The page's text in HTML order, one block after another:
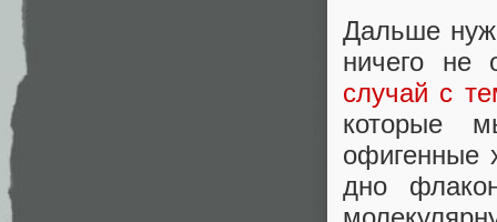
Дальше
ничего не
случай с
которые
офигенные
дно